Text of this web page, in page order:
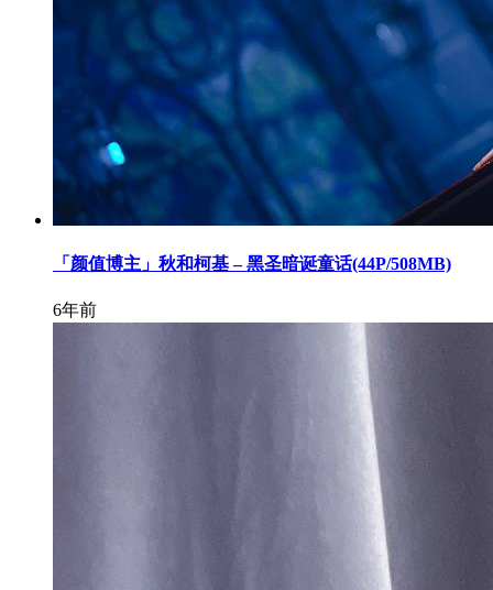
「颜值博主」秋和柯基 – 黑圣暗诞童话(44P/508MB)
6年前